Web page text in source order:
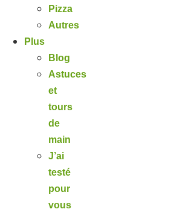
Pizza
Autres
Plus
Blog
Astuces
et
tours
de
main
J’ai
testé
pour
vous